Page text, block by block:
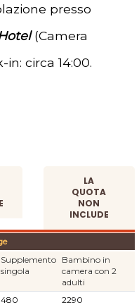
presso
(Camera
circa 14:00.
LA
QUOTA
NON
INCLUDE
Supplemento
singola
Bambino in
camera con 2
adulti
480 2290